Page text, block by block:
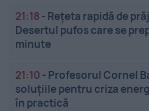
21:18 - Rețeta rapidă de
Desertul pufos care se
minute
21:10 - Profesorul Cornel
soluțiile pentru criza
în practică